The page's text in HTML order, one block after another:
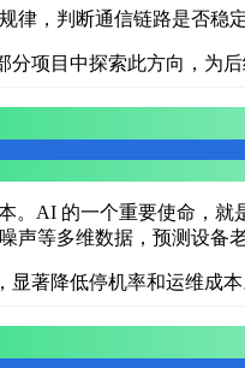
律，判断通信链路是否稳
分项目中探索此方向，为
。AI 的一个重要使命，就
等多维数据，预测设备
显著降低停机率和运维成本